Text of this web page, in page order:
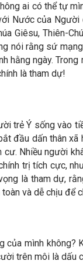
ai có thể tự
Nước của
Giêsu, Thiên-
rằng sứ
hằng ngày.
là tham dự!
trẻ Ý sống vào
đầu dấn thân
Nhiều người
trị tích cực,
là tham dự,
và dễ chịu để
mình
trên môi là dấu